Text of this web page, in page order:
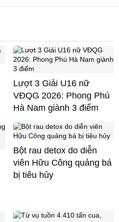
Lượt 3 Giải U16 nữ
VĐQG 2026: Phong Phú
Hà Nam giành 3 điểm
Bột rau detox do diễn
viên Hữu Công quảng bá
bị tiêu hủy